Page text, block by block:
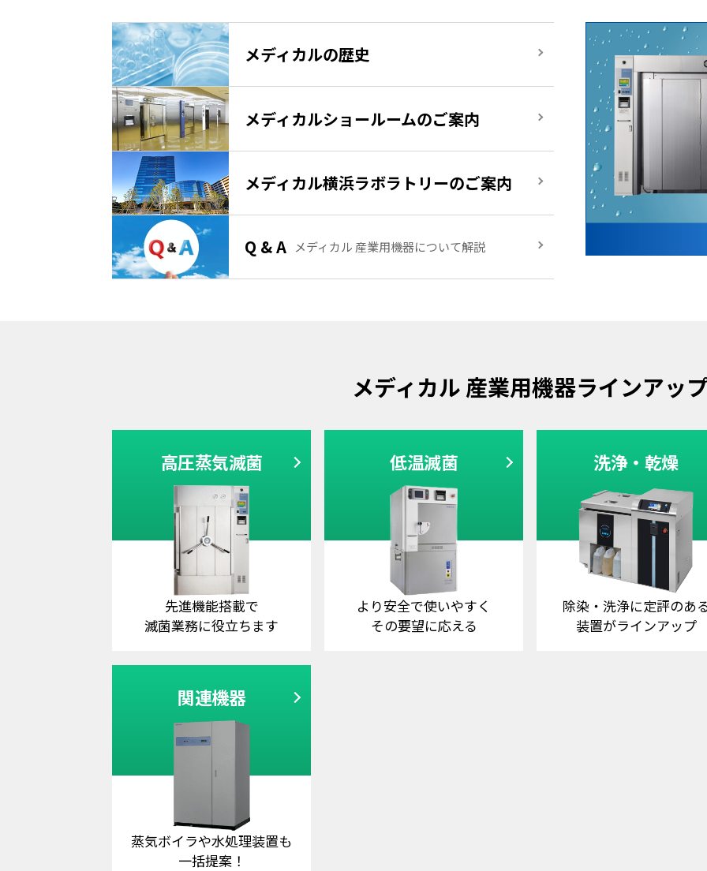
メディカルの歴史
メディカルショールームのご案内
メディカル横浜ラボラトリーのご案内
Q & A メディカル 産業用機器について解説
メディカル 産業用機器ラインアッ
高圧蒸気滅菌
先進機能搭載で
滅菌業務に役立ちます
低温滅菌
より安全で使いやすく
その要望に応える
洗浄・乾燥
除染・洗浄に定評のあ
装置がラインアップ
関連機器
蒸気ボイラや水処理装置も
一括提案！